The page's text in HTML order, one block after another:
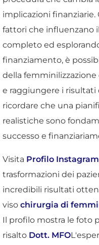
implicazioni
fattori che influenzano
completo ed
finanziamento, è
della
e raggiungere i
ricordare che una
realistiche sono
successo e
Visita Profilo
trasformazioni dei
incredibili risultati
viso chirurgia di
Il profilo mostra le foto
risalto Dott. MFO